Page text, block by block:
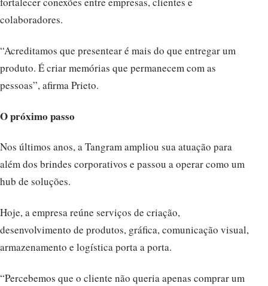
colaboradores.
“Acreditamos que presentear é mais do que entregar um
produto. É criar memórias que permanecem com as
pessoas”, afirma Prieto.
O próximo passo
Nos últimos anos, a Tangram ampliou sua atuação para
além dos brindes corporativos e passou a operar como um
hub de soluções.
Hoje, a empresa reúne serviços de criação,
desenvolvimento de produtos, gráfica, comunicação visual,
armazenamento e logística porta a porta.
“Percebemos que o cliente não queria apenas comprar um